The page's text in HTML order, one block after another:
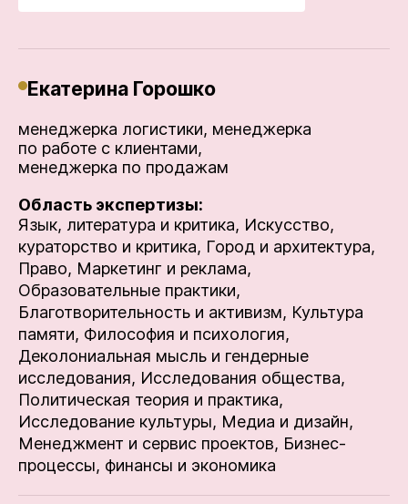
Екатерина Горошко
менеджерка логистики, менеджерка
по работе с клиентами,
менеджерка по продажам
Область экспертизы:
Язык, литература и критика, Искусство,
кураторство и критика, Город и архитектура,
Право, Маркетинг и реклама,
Образовательные практики,
Благотворительность и активизм, Культура
памяти, Философия и психология,
Деколониальная мысль и гендерные
исследования, Исследования общества,
Политическая теория и практика,
Исследование культуры, Медиа и дизайн,
Менеджмент и сервис проектов, Бизнес-
процессы, финансы и экономика